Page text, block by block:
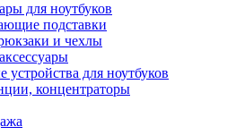
для ноутбуков
подставки
и чехлы
устройства для ноутбуков
концентраторы